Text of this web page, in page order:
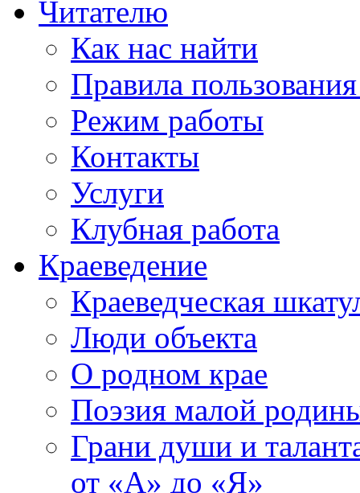
Читателю
Как нас найти
Правила
Режим работы
Контакты
Услуги
Клубная работа
Краеведение
Краеведческая
Люди объекта
О родном крае
Поэзия малой
Грани души и
от «А» до «Я»